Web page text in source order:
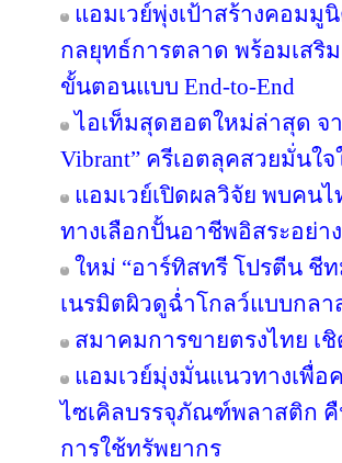
แอมเวย์พุ่งเป้าสร้างคอมมู
กลยุทธ์การตลาด พร้อมเสริ
ขั้นตอนแบบ End-to-End
ไอเท็มสุดฮอตใหม่ล่าสุด จา
Vibrant” ครีเอตลุคสวยมั่นใ
แอมเวย์เปิดผลวิจัย พบคน
ทางเลือกปั้นอาชีพอิสระอย่า
ใหม่ “อาร์ทิสทรี โปรตีน ชี
เนรมิตผิวดูฉ่ำโกลว์แบบกล
สมาคมการขายตรงไทย เ
แอมเวย์มุ่งมั่นแนวทางเพื่
ไซเคิลบรรจุภัณฑ์พลาสติก
การใช้ทรัพยากร